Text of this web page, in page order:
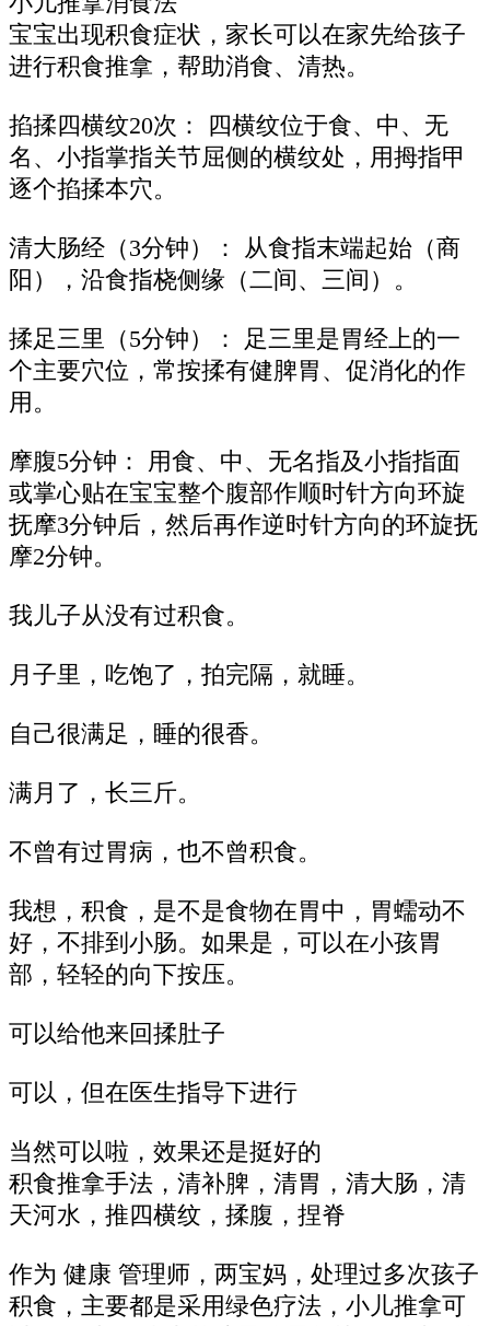
宝宝出现积食症状，家长可以在家先给孩子
进行积食推拿，帮助消食、清热。
掐揉四横纹20次： 四横纹位于食、中、无
名、小指掌指关节屈侧的横纹处，用拇指甲
逐个掐揉本穴。
清大肠经（3分钟）： 从食指末端起始（商
阳），沿食指桡侧缘（二间、三间）。
揉足三里（5分钟）： 足三里是胃经上的一
个主要穴位，常按揉有健脾胃、促消化的作
用。
摩腹5分钟： 用食、中、无名指及小指指面
或掌心贴在宝宝整个腹部作顺时针方向环旋
抚摩3分钟后，然后再作逆时针方向的环旋抚
摩2分钟。
我儿子从没有过积食。
月子里，吃饱了，拍完隔，就睡。
自己很满足，睡的很香。
满月了，长三斤。
不曾有过胃病，也不曾积食。
我想，积食，是不是食物在胃中，胃蠕动不
好，不排到小肠。如果是，可以在小孩胃
部，轻轻的向下按压。
可以给他来回揉肚子
可以，但在医生指导下进行
当然可以啦，效果还是挺好的
积食推拿手法，清补脾，清胃，清大肠，清
天河水，推四横纹，揉腹，捏脊
作为 健康 管理师，两宝妈，处理过多次孩子
积食，主要都是采用绿色疗法，小儿推拿可